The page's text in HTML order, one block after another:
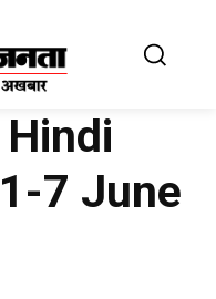
7 June